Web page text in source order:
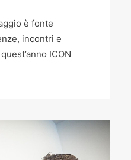
è fonte
incontri e
ICON